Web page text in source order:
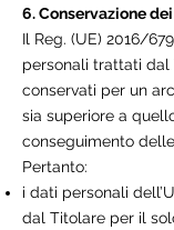
6. Conservazione
Il Reg. (UE) 2016/
personali trattati dal
conservati per un
sia superiore a
conseguimento
Pertanto:
i dati personali
dal Titolare per il